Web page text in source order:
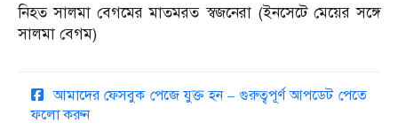
নিহত সালমা বেগমের মাতমরত স্বজনেরা (ইনসেটে মেয়ের সঙ্গে
সালমা বেগম)
আমাদের ফেসবুক পেজে যুক্ত হন – গুরুত্বপূর্ণ আপডেট পেতে
ফলো করুন